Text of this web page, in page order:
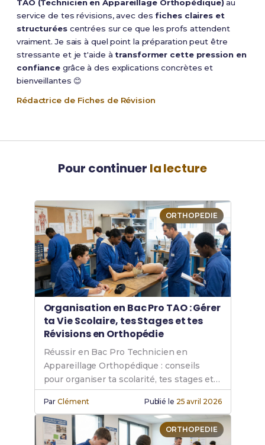
TAO (Technicien en Appareillage Orthopédique) au
service de tes révisions, avec desfiches claires et
structuréescentrées sur ce que les profs attendent
vraiment. Je sais à quel point la préparation peut être
stressante et je t'aide àtransformer cette pression en
confiance grâce à des explications concrètes et
bienveillantes 😊
Rédactrice de Fiches de Révision
Pour continuer la lecture
ORTHOPEDIE
Organisation en Bac Pro TAO : Gérer
ta Vie Scolaire, tes Stages et tes
Révisions en Orthopédie
Réussir en Bac Pro Technicien en
Appareillage Orthopédique : conseils
pour organiser ta scolarité, tes stages et
révisions efficacement.
ParClément Publié le 25 avril 2026
ORTHOPEDIE